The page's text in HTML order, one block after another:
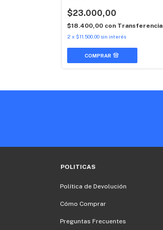
$23.000,00
$18.400,00 con Transferencia
2 x $11.500,00 sin interés
POLITICAS
Política de Devolución
Cómo Comprar
Preguntas Frecuentes